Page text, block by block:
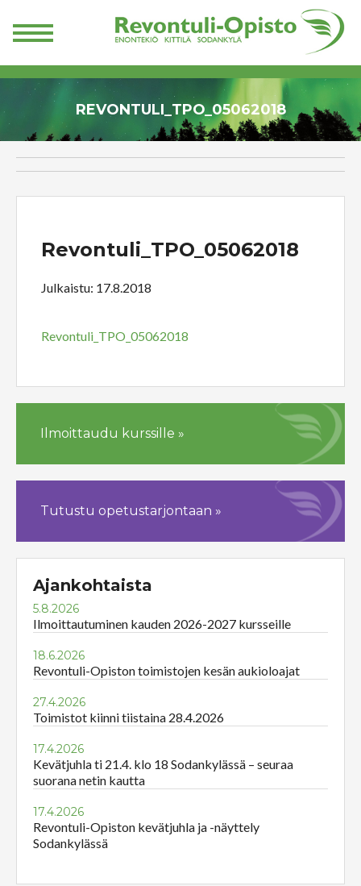
REVONTULI_TPO_05062018
Revontuli_TPO_05062018
Julkaistu: 17.8.2018
Revontuli_TPO_05062018
Ilmoittaudu kurssille »
Tutustu opetustarjontaan »
Ajankohtaista
5.8.2026
Ilmoittautuminen kauden 2026-2027 kursseille
18.6.2026
Revontuli-Opiston toimistojen kesän aukioloajat
27.4.2026
Toimistot kiinni tiistaina 28.4.2026
17.4.2026
Kevätjuhla ti 21.4. klo 18 Sodankylässä – seuraa
suorana netin kautta
17.4.2026
Revontuli-Opiston kevätjuhla ja -näyttely
Sodankylässä